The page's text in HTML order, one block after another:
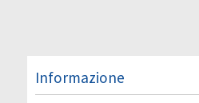
Informazione